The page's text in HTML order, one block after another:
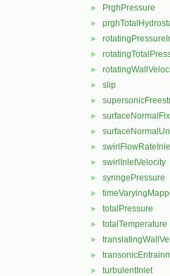
► PrghPressure
►
►
►
►
► slip
►
►
►
►
► swirlInletVelocity
► syringePressure
►
► totalPressure
► totalTemperature
►
►
► turbulentInlet